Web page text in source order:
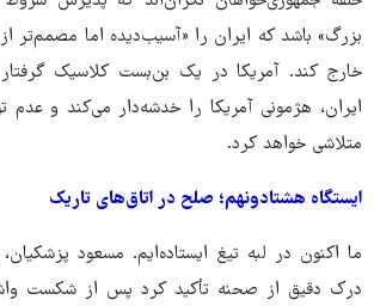
بزرگ» باشد که ایران را «آسیب‌دیده اما مصمم‌تر
خارج کند. آمریکا در یک بن‌بست کلاسیک
ایران، هژمونی آمریکا را خدشه‌دار می‌کند و عدم
متلاشی خواهد کرد.
ایستگاه هشتادونهم؛ صلح در اتاق‌های تاریک
ما اکنون در لبه‌ تیغ ایستاده‌ایم. مسعود
درک دقیق از صحنه تأکید کرد پس از شکست